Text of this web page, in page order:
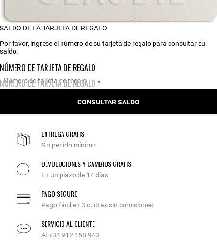
SALDO DE LA TARJETA DE REGALO
Por favor, ingrese el número de su tarjeta de regalo para consultar su
saldo.
NÚMERO DE TARJETA DE REGALO
NÚMERO DE TARJETA DE REGALO
CONSULTAR SALDO
ENTREGA GRATIS
Sin pedido mínimo
DEVOLUCIONES Y CAMBIOS GRATIS
En un plazo de 14 días
PAGO SEGURO
Pago fácil en 3 cuotas sin comisiones
SERVICIO AL CLIENTE
Al +34 912 158 943